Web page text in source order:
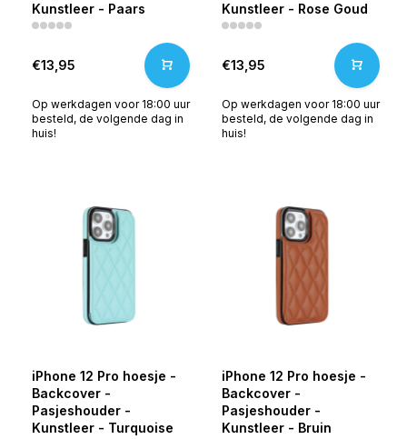
Kunstleer - Paars
€13,95
Op werkdagen voor 18:00 uur
besteld, de volgende dag in
huis!
Kunstleer - Rose Goud
€13,95
Op werkdagen voor 18:00 uur
besteld, de volgende dag in
huis!
iPhone 12 Pro hoesje -
Backcover -
Pasjeshouder -
Kunstleer - Turquoise
iPhone 12 Pro hoesje -
Backcover -
Pasjeshouder -
Kunstleer - Bruin